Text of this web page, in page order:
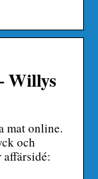
Willys
mat online.
och